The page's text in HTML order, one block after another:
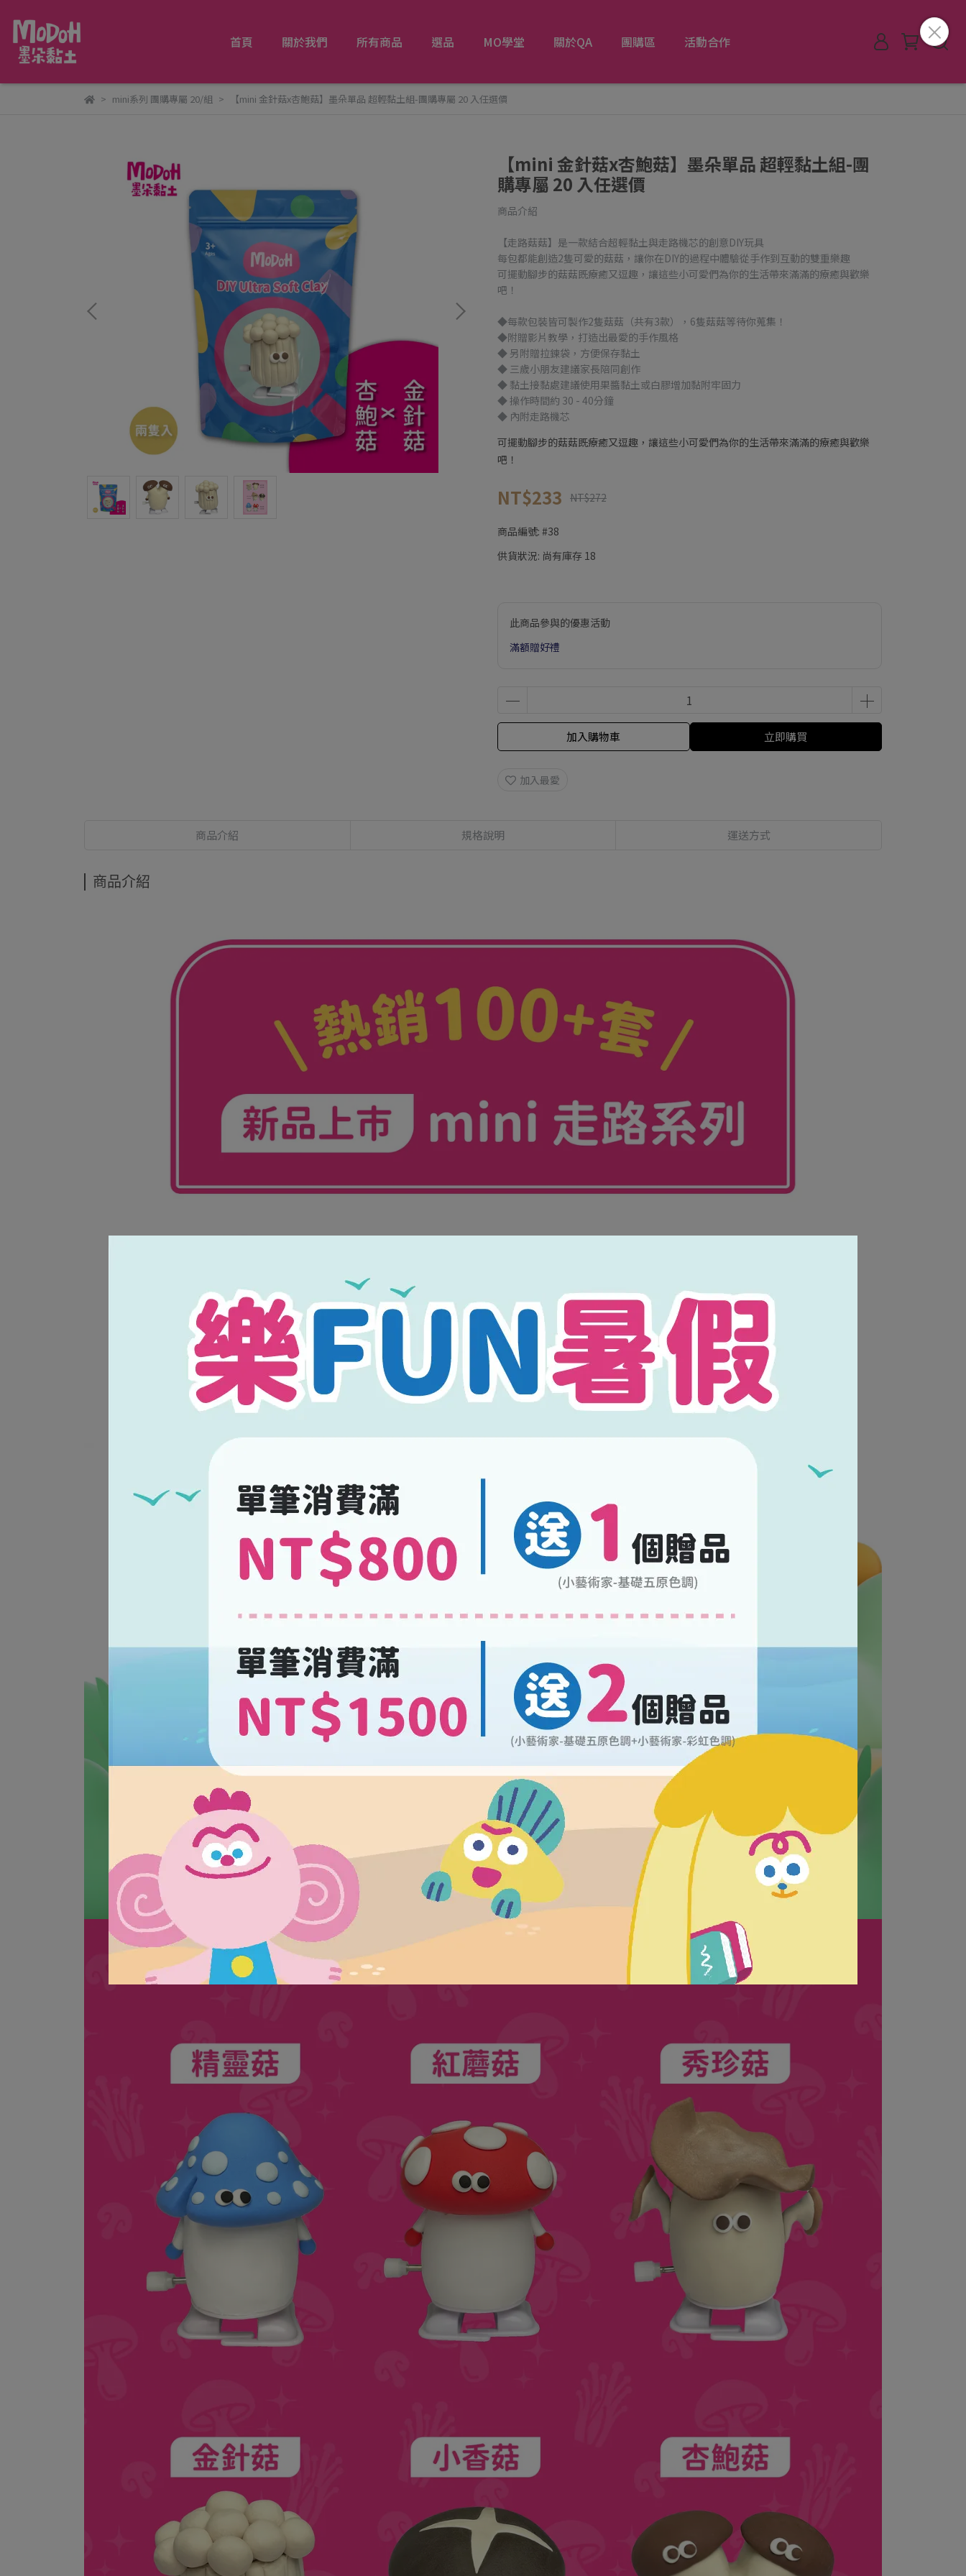
首頁 關於我們 所有商品 選品 MO學堂 關於QA 團購區 活動合作
mini系列 團購專屬 20/組 【mini 金針菇x杏鮑菇】墨朵單品 超輕黏土組-團購專屬 20 入任選價
【mini 金針菇x杏鮑菇】墨朵單品 超輕黏土組-團
購專屬 20 入任選價
商品介紹
【走路菇菇】是一款結合超輕黏土與走路機芯的創意DIY玩具
每包都能創造2隻可愛的菇菇，讓你在DIY的過程中體驗從手作到互動的雙重樂趣
可擺動腳步的菇菇既療癒又逗趣，讓這些小可愛們為你的生活帶來滿滿的療癒與歡樂
吧！
◆每款包裝皆可製作2隻菇菇（共有3款），6隻菇菇等待你蒐集！
◆附贈影片教學，打造出最愛的手作風格
◆ 另附贈拉鍊袋，方便保存黏土
◆ 三歲小朋友建議家長陪同創作
◆ 黏土接黏處建議使用果醬黏土或白膠增加黏附牢固力
◆ 操作時間約 30 - 40分鐘
◆ 內附走路機芯
可擺動腳步的菇菇既療癒又逗趣，讓這些小可愛們為你的生活帶來滿滿的療癒與歡樂
吧！
NT$233 NT$272
商品編號: #38
供貨狀況: 尚有庫存 18
此商品參與的優惠活動
滿額贈好禮
加入購物車 立即購買
加入最愛
商品介紹 規格說明 運送方式
商品介紹